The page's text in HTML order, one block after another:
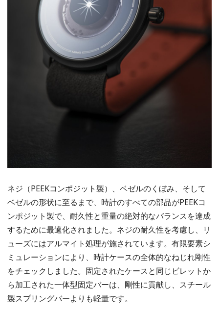
ネジ（PEEKコンポジット製）、ベゼルのくぼみ、そして
ベゼルの形状に至るまで、時計のすべての部品がPEEKコ
ンポジット製で、耐久性と重量の絶対的なバランスを達成
するために最適化されました。ネジの耐久性を考慮し、リ
ューズにはアルマイト処理が施されています。有限要素シ
ミュレーションにより、時計ケースの全体的なねじれ剛性
をチェックしました。固定されたケースと同じビレットか
ら加工された一体型固定バーは、剛性に貢献し、スチール
製スプリングバーよりも軽量です。